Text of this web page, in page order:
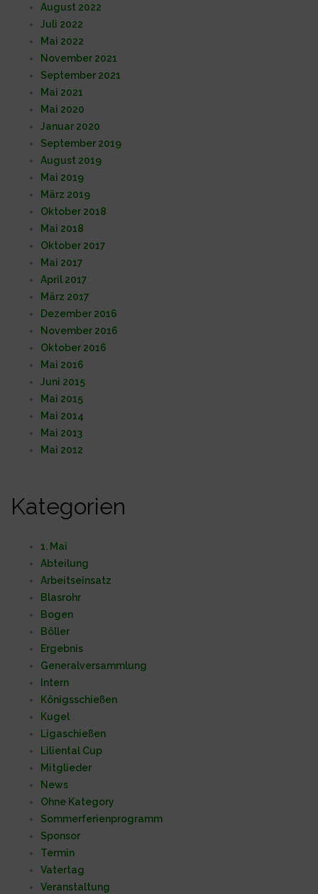
August 2022
Juli 2022
Mai 2022
November 2021
September 2021
Mai 2021
Mai 2020
Januar 2020
September 2019
August 2019
Mai 2019
März 2019
Oktober 2018
Mai 2018
Oktober 2017
Mai 2017
April 2017
März 2017
Dezember 2016
November 2016
Oktober 2016
Mai 2016
Juni 2015
Mai 2015
Mai 2014
Mai 2013
Mai 2012
Kategorien
1. Mai
Abteilung
Arbeitseinsatz
Blasrohr
Bogen
Böller
Ergebnis
Generalversammlung
Intern
Königsschießen
Kugel
Ligaschießen
Liliental Cup
Mitglieder
News
Ohne Kategory
Sommerferienprogramm
Sponsor
Termin
Vatertag
Veranstaltung